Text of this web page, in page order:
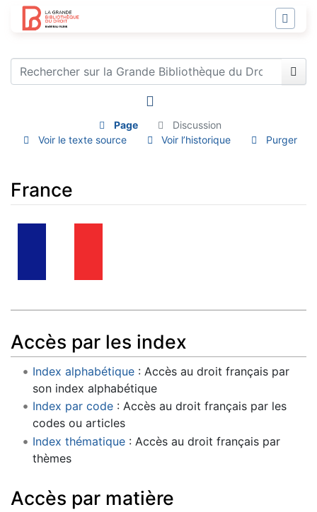
Page
Discussion
Voir le texte source
Voir l’historique Purger
France
Aller à : navigation
Accès par les index
Index alphabétique: Accès au droit français par
son index alphabétique
Index par code: Accès au droit français par les
codes ou articles
Index thématique: Accès au droit français par
thèmes
Accès par matière